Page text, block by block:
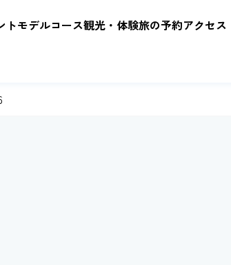
トモデルコース観光・体験旅の予約アクセス